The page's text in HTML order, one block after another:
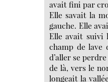
avait fini par
Elle savait la
gauche. Elle
Elle avait suivi
champ de lave
d’aller se
de là, vers le
longeait la